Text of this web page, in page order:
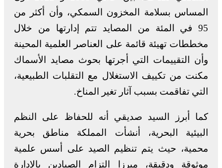
المساس بسلامة المخزون السمكي، وأن أكثر من
95 في المئة من المصايد تتم إدارتها من خلال
مخططات تهيئة قائمة على العناصر العلمية المحينة
وأن التقييمات التي أجرتها بحوث مصايد الأسماك
مكنت من تكييف الاستغلال مع التقلبات الطبيعية،
التي تفاقمت بسبب آثار تغير المناخ.
كما أبرز السيد صديقي أنه للحفاظ على النظم
البيئية البحرية، أنشأت المملكة مناطق بحرية
محمية، حيث يتم تنظيم الصيد على أسس علمية
موثوقة ودقيقة، مبرزا التزام الصيادين بالإدارة